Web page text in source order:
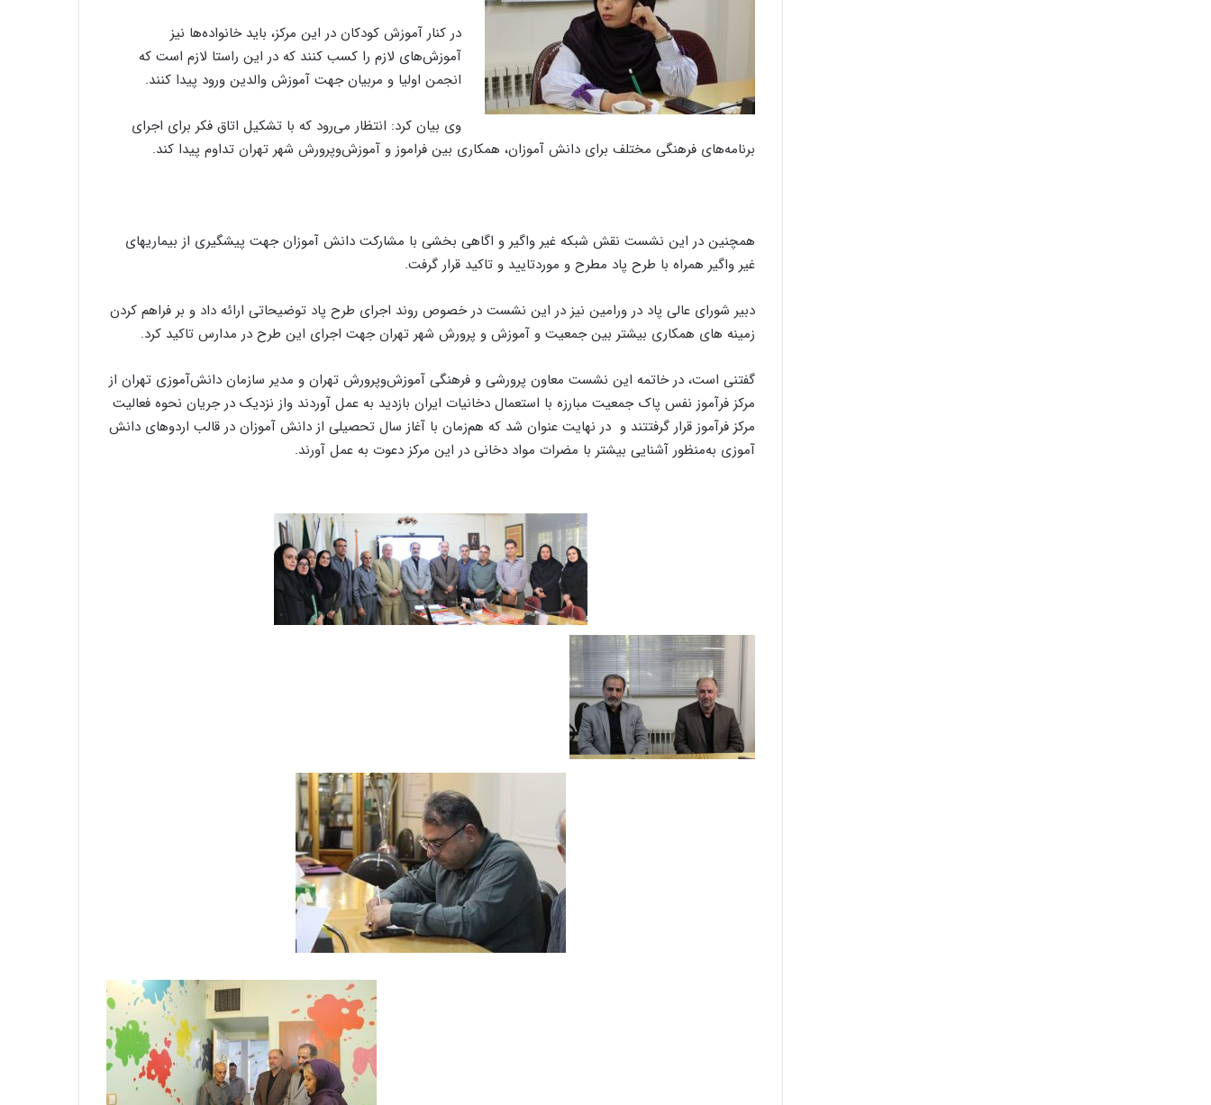
در کنار آموزش کودکان در این مرکز، باید خانواده‌ها نیز
آموزش‌های لازم را کسب کنند که در این راستا لازم است که
انجمن اولیا و مربیان جهت آموزش والدین ورود پیدا کنند.
وی بیان کرد: انتظار می‌رود که با تشکیل اتاق فکر برای اجرای
برنامه‌های فرهنگی مختلف برای دانش آموزان، همکاری بین فراموز و آموزش‌وپرورش شهر تهران تداوم پیدا کند.
همچنین در این نشست نقش شبکه غیر واگیر و اگاهی بخشی با مشارکت دانش آموزان جهت پیشگیری از بیماریهای
غیر واگیر همراه با طرح پاد مطرح و موردتایید و تاکید قرار گرفت.
دبیر شورای عالی پاد در ورامین نیز در این نشست در خصوص روند اجرای طرح پاد توضیحاتی ارائه داد و بر فراهم کردن
زمینه های همکاری بیشتر بین جمعیت و آموزش و پرورش شهر تهران جهت اجرای این طرح در مدارس تاکید کرد.
گفتنی است، در خاتمه این نشست معاون پرورشی و فرهنگی آموزش‌وپرورش تهران و مدیر سازمان دانش‌آموزی تهران از
مرکز فرآموز نفس پاک جمعیت مبارزه با استعمال دخانیات ایران بازدید به عمل آوردند واز نزدیک در جریان نحوه فعالیت
مرکز فرآموز قرار گرفتتند و در نهایت عنوان شد که هم‌زمان با آغاز سال تحصیلی از دانش آموزان در قالب اردوهای دانش
آموزی به‌منظور آشنایی بیشتر با مضرات مواد دخانی در این مرکز دعوت به عمل آورند.